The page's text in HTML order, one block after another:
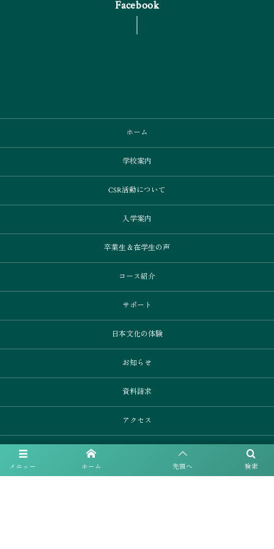
メニュー 検索
ホーム 先頭へ
Facebook
ホーム
学校案内
CSR活動について
入学案内
卒業⽣＆在学⽣の声
コース紹介
サポート
日本文化の体験
お知らせ
資料請求
アクセス
サイト利用規約